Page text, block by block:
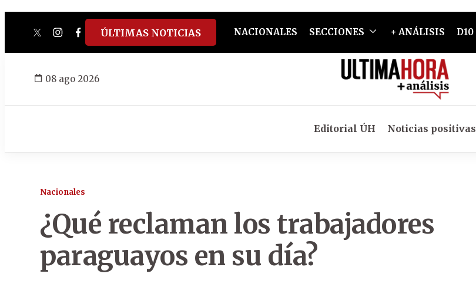
twitterinstagram
facebook
tiktokyoutube
spotify
ÚLTIMAS NOTICIAS NACIONALES SECCIONES + ANÁLISIS D10
08 ago 2026
Editorial ÚH Noticias positivas
Nacionales
¿Qué reclaman los trabajadores
paraguayos en su día?